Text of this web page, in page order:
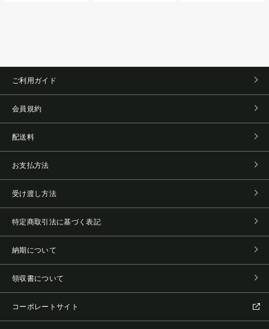
ご利用ガイド
会員規約
配送料
お支払方法
受け渡し方法
特定商取引法に基づく表記
納期について
領収書について
コーポレートサイト